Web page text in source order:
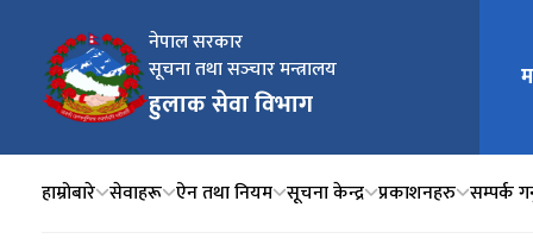
नेपाल सरकार
सूचना तथा सञ्‍चार मन्त्रालय
हुलाक सेवा विभाग
मुख्य
हाम्रोबारे सेवाहरू ऐन तथा नियम सूचना केन्द्र प्रकाशनहरु सम्पर्क